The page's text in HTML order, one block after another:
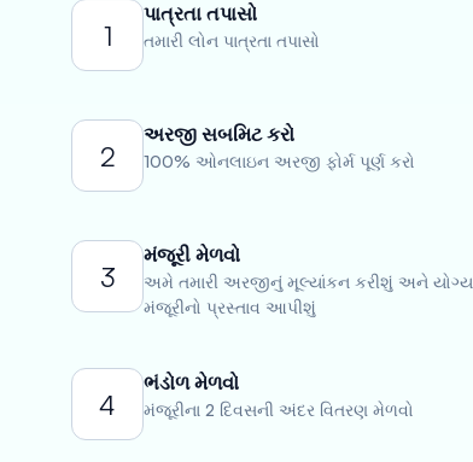
1
પાત્રતા તપાસો
તમારી લોન પાત્રતા તપાસો
2
અરજી સબમિટ કરો
100% ઓનલાઇન અરજી ફોર્મ પૂર્ણ કરો
3
મંજૂરી મેળવો
અમે તમારી અરજીનું મૂલ્યાંકન કરીશું અને યોગ્ય
મંજૂરીનો પ્રસ્તાવ આપીશું
4
ભંડોળ મેળવો
મંજૂરીના 2 દિવસની અંદર વિતરણ મેળવો